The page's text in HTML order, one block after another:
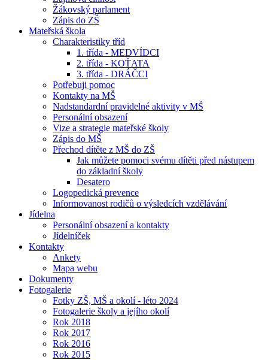
Žákovský parlament
Zápis do ZŠ
Mateřská škola
Charakteristiky tříd
1. třída - MEDVÍDCI
2. třída - KOŤATA
3. třída - DRÁČCI
Potřebuji pomoc
Kontakty na MŠ
Nadstandardní pravidelné aktivity v MŠ
Personální obsazení
Vize a strategie mateřské školy
Zápis do MŠ
Přechod dítěte z MŠ do ZŠ
Jak můžete pomoci svému dítěti před nástupem
do základní školy
Desatero
Logopedická prevence
Informovanost rodičů o výsledcích vzdělávání
Jídelna
Personální obsazení a kontakty
Jídelníček
Kontakty
Ankety
Mapa webu
Dokumenty
Fotogalerie
Fotky ZŠ, MŠ a okolí - léto 2024
Fotogalerie školy a jejího okolí
Rok 2018
Rok 2017
Rok 2016
Rok 2015